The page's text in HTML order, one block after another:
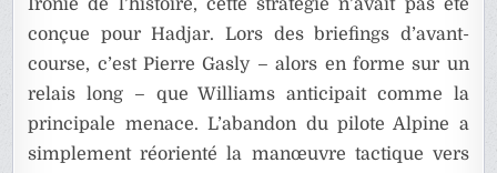
Ironie de l’histoire, cette stratégie n’avait pas été
conçue pour Hadjar. Lors des briefings d’avant-
course, c’est Pierre Gasly – alors en forme sur un
relais long – que Williams anticipait comme la
principale menace. L’abandon du pilote Alpine a
simplement réorienté la manœuvre tactique vers